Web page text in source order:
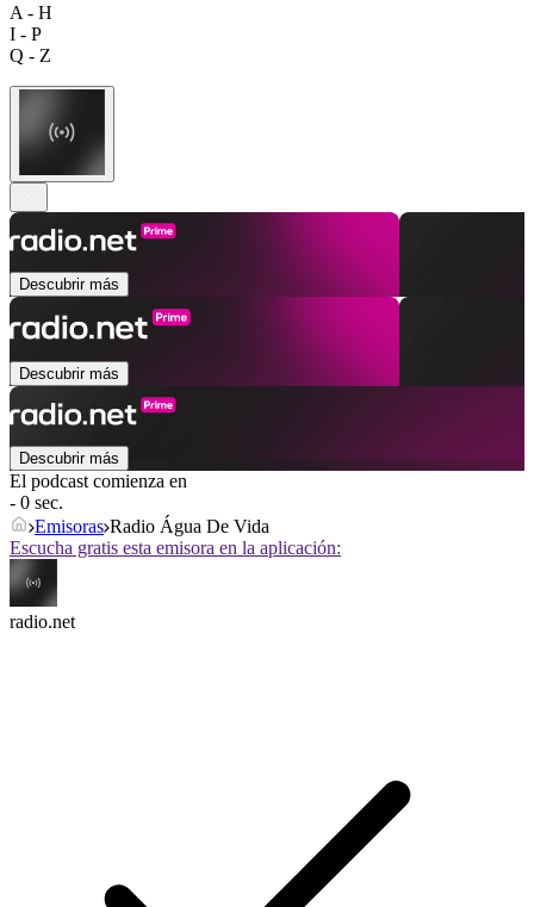
A - H
I - P
Q - Z
Descubrir más
Descubrir más
Descubrir más
El podcast comienza en
- 0 sec.
Emisoras Radio Água De Vida
Escucha gratis esta emisora en la aplicación:
radio.net